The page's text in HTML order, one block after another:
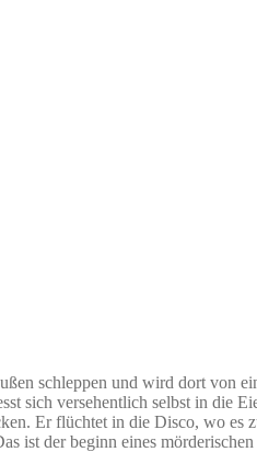
schleppen und wird dort von
sich versehentlich selbst in die
Er flüchtet in die Disco, wo es
ist der beginn eines